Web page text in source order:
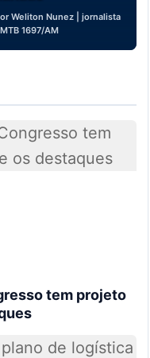
Weliton Nunez | jornalista
| MTB 1697/AM
tem projeto